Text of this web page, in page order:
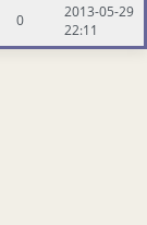
0
2013-05-29
22:11